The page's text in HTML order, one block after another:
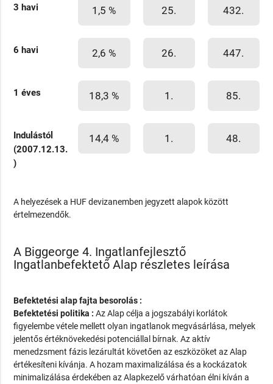
3 havi 1,5 % 25. 432.
6 havi 2,6 % 26. 447.
1 éves 18,3 % 1. 85.
Indulástól
(2007.12.13.
)
14,4 % 1. 48.
A helyezések a HUF devizanemben jegyzett alapok között
értelmezendők.
A Biggeorge 4. Ingatlanfejlesztő
Ingatlanbefektető Alap részletes leírása
Befektetési alap fajta besorolás :
Befektetési politika :Az Alap célja a jogszabályi korlátok
figyelembe vétele mellett olyan ingatlanok megvásárlása, melyek
jelentős értéknövekedési potenciállal bírnak. Az aktív
menedzsment fázis lezárultát követően az eszközöket az Alap
értékesíteni kívánja. A hozam maximalizálása és a kockázatok
minimalizálása érdekében az Alapkezelő várhatóan élni kíván a